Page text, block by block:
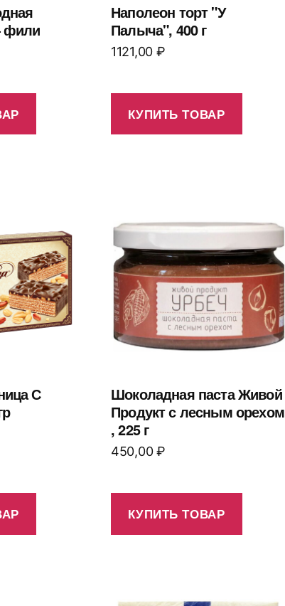
фили
Наполеон торт "У
Палыча", 400 г
1121,00 ₽
КУПИТЬ ТОВАР
С
Шоколадная паста Живой
Продукт с лесным орехом
, 225 г
450,00₽
КУПИТЬ ТОВАР